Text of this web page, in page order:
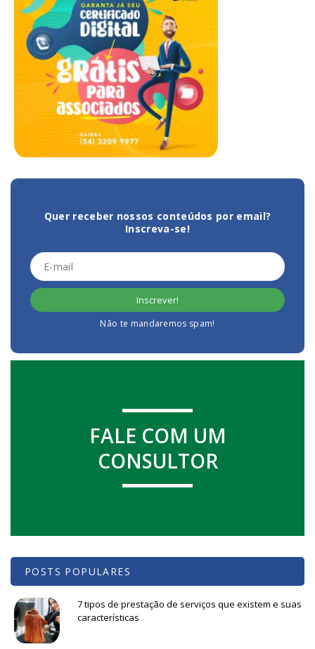
Quer receber nossos conteúdos por email?
Inscreva-se!
Não te mandaremos spam!
FALE COM UM
CONSULTOR
POSTS POPULARES
7 tipos de prestação de serviços que existem e suas
características